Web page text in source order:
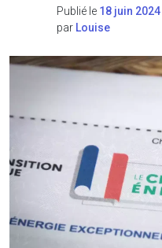
Publié le 18 juin 2024
par Louise